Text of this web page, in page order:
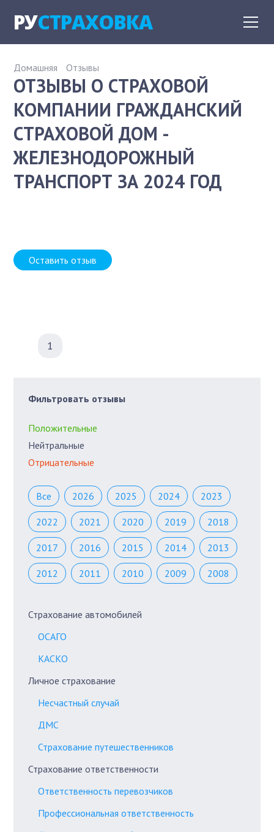
РУСТРАХОВКА
Домашняя Отзывы
ОТЗЫВЫ О СТРАХОВОЙ
КОМПАНИИ ГРАЖДАНСКИЙ
СТРАХОВОЙ ДОМ -
ЖЕЛЕЗНОДОРОЖНЫЙ
ТРАНСПОРТ ЗА 2024 ГОД
Оставить отзыв
1
Фильтровать отзывы
Положительные
Нейтральные
Отрицательные
Все 2026 2025 2024 2023
2022 2021 2020 2019 2018
2017 2016 2015 2014 2013
2012 2011 2010 2009 2008
Страхование автомобилей
ОСАГО
КАСКО
Личное страхование
Несчастный случай
ДМС
Страхование путешественников
Страхование ответственности
Ответственность перевозчиков
Профессиональная ответственность